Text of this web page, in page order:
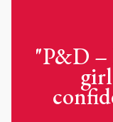
"P&D –